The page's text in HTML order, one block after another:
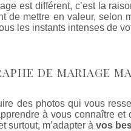
est différent, c’est la
de mettre en valeur, selon
les instants intenses de
DE MARIAGE
des photos qui vous
à vous connaître
surtout, m’adapter àvos